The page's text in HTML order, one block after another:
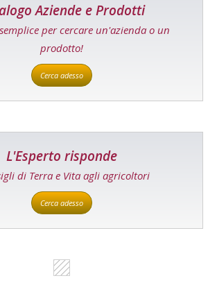
Aziende e Prodotti
per cercare un'azienda o un
prodotto!
Cerca adesso
L'Esperto risponde
di Terra e Vita agli agricoltori
Cerca adesso